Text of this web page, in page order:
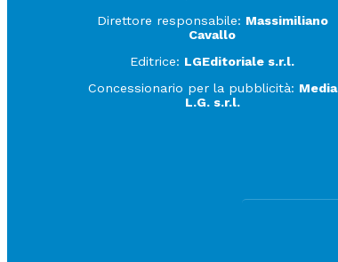
Direttore responsabile: Massimiliano
Cavallo
Editrice: LGEditoriale s.r.l.
Concessionario per la pubblicità: Media
L.G. s.r.l.